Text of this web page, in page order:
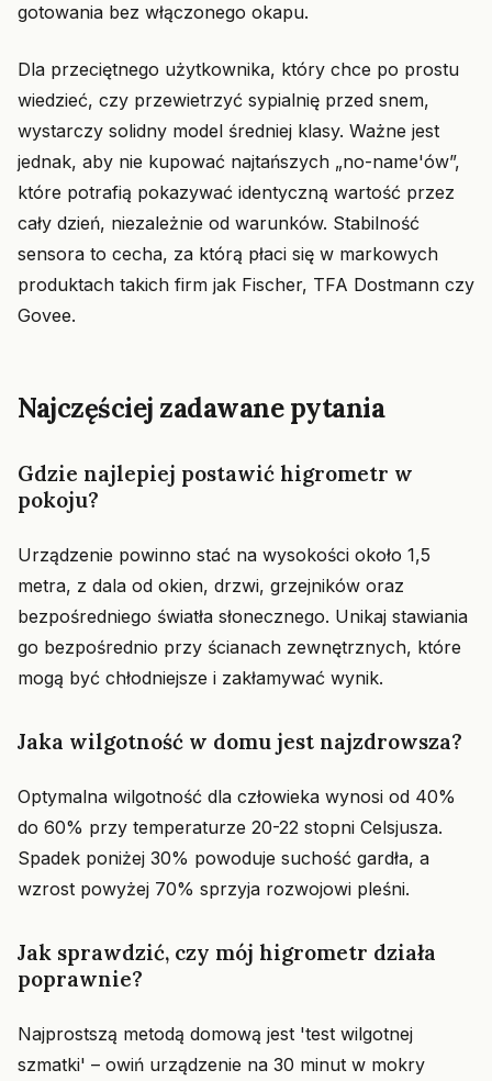
gotowania bez włączonego okapu.
Dla przeciętnego użytkownika, który chce po prostu
wiedzieć, czy przewietrzyć sypialnię przed snem,
wystarczy solidny model średniej klasy. Ważne jest
jednak, aby nie kupować najtańszych „no-name'ów”,
które potrafią pokazywać identyczną wartość przez
cały dzień, niezależnie od warunków. Stabilność
sensora to cecha, za którą płaci się w markowych
produktach takich firm jak Fischer, TFA Dostmann czy
Govee.
Najczęściej zadawane pytania
Gdzie najlepiej postawić higrometr w
pokoju?
Urządzenie powinno stać na wysokości około 1,5
metra, z dala od okien, drzwi, grzejników oraz
bezpośredniego światła słonecznego. Unikaj stawiania
go bezpośrednio przy ścianach zewnętrznych, które
mogą być chłodniejsze i zakłamywać wynik.
Jaka wilgotność w domu jest najzdrowsza?
Optymalna wilgotność dla człowieka wynosi od 40%
do 60% przy temperaturze 20-22 stopni Celsjusza.
Spadek poniżej 30% powoduje suchość gardła, a
wzrost powyżej 70% sprzyja rozwojowi pleśni.
Jak sprawdzić, czy mój higrometr działa
poprawnie?
Najprostszą metodą domową jest 'test wilgotnej
szmatki' – owiń urządzenie na 30 minut w mokry